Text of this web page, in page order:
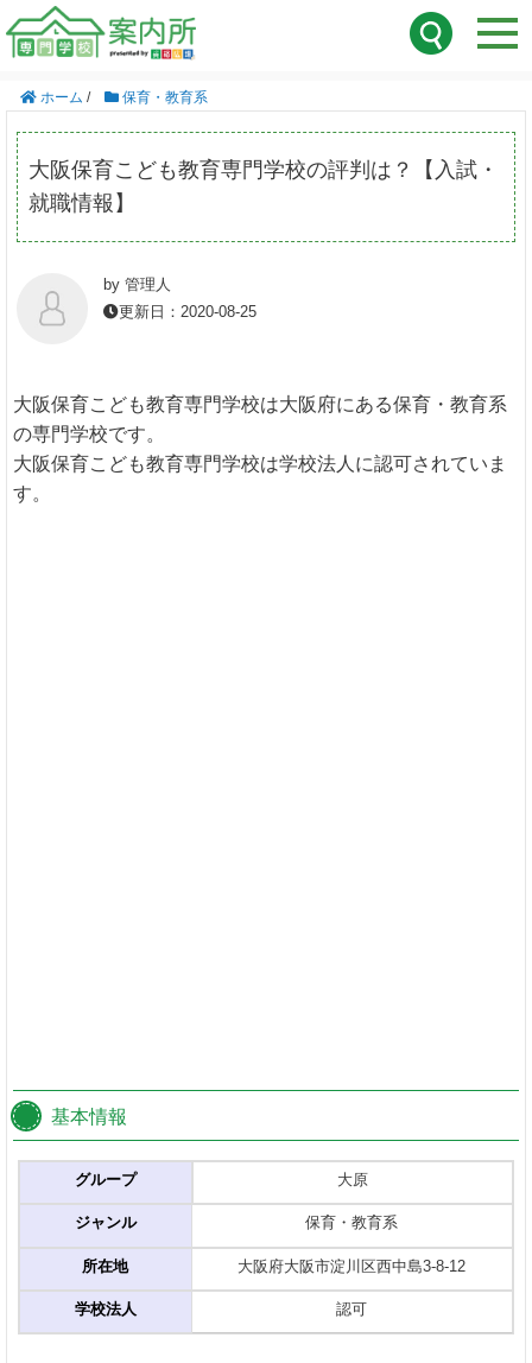
ホーム / 保育・教育系
大阪保育こども教育専門学校の評判は？【入試・
就職情報】
by 管理人
更新日：2020-08-25
大阪保育こども教育専門学校は大阪府にある保育・教育系
の専門学校です。
大阪保育こども教育専門学校は学校法人に認可されていま
す。
基本情報
グループ
ジャンル
所在地
学校法人
大原
保育・教育系
大阪府大阪市淀川区西中島3-8-12
認可